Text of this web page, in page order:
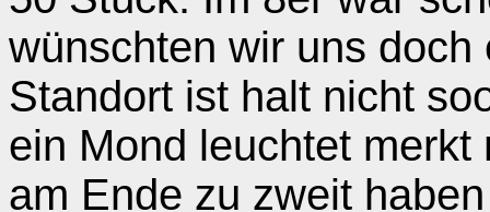
wünschten wir uns
Standort ist halt nicht
ein Mond leuchtet
am Ende zu zweit